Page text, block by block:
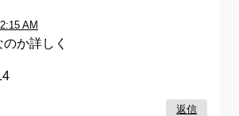
AM
か詳しく
返信